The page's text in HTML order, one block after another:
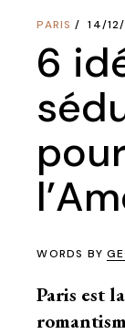
PARIS 14/
6
WORDS BY
Paris est